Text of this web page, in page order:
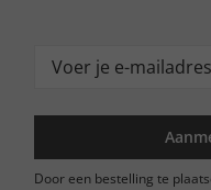
Door een bestelling te